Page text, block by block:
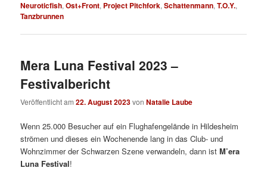
Neuroticfish,Ost+Front, Project Pitchfork,Schattenmann,T.O.Y.,
Tanzbrunnen
Mera Luna Festival 2023 –
Festivalbericht
Veröffentlicht am22. August 2023vonNatalie Laube
Wenn 25.000 Besucher auf ein Flughafengelände in Hildesheim
strömen und dieses ein Wochenende lang in das Club- und
Wohnzimmer der Schwarzen Szene verwandeln, dann istM’era
Luna Festival!